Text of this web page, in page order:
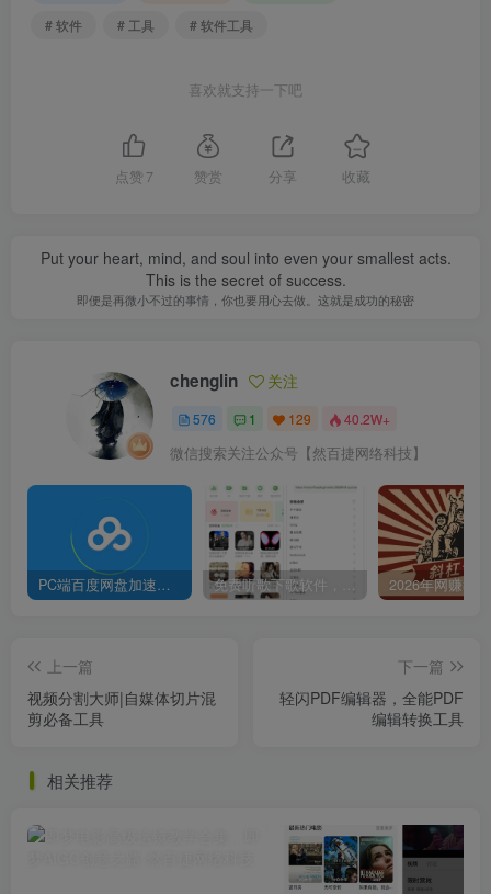
# 软件
# 工具 # 软件工具
喜欢就支持一下吧
点赞 7 赞赏 分享 收藏
Put your heart, mind, and soul into even your smallest acts.
This is the secret of success.
即便是再微小不过的事情，你也要用心去做。这就是成功的秘密
chenglin 关注
576 1 129 40.2W+
微信搜索关注公众号【然百捷网络科技】
PC端百度网盘加速下载补丁脚本及使用方法 免费听歌下歌软件，支持无损音乐下载
上一篇
视频分割大师|自媒体切片混
剪必备工具
下一篇
轻闪PDF编辑器，全能PDF
编辑转换工具
相关推荐